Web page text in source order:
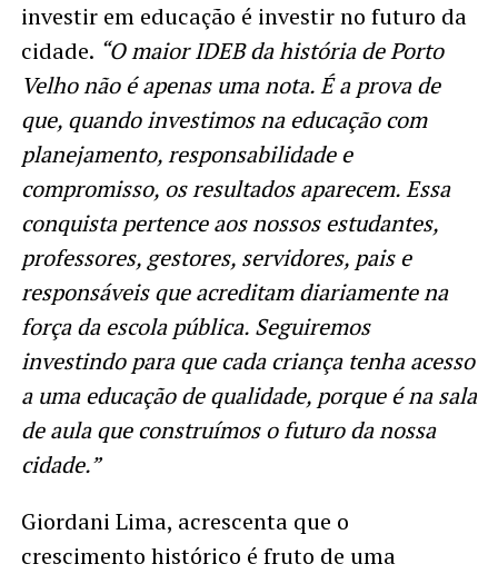
investir em educação é investir no futuro da
cidade. “O maior IDEB da história de Porto
Velho não é apenas uma nota. É a prova de
que, quando investimos na educação com
planejamento, responsabilidade e
compromisso, os resultados aparecem. Essa
conquista pertence aos nossos estudantes,
professores, gestores, servidores, pais e
responsáveis que acreditam diariamente na
força da escola pública. Seguiremos
investindo para que cada criança tenha acesso
a uma educação de qualidade, porque é na sala
de aula que construímos o futuro da nossa
cidade.”
Giordani Lima, acrescenta que o
crescimento histórico é fruto de uma